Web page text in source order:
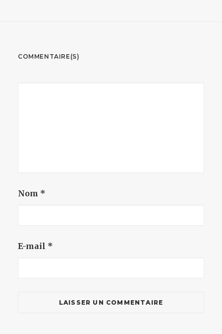
COMMENTAIRE(S)
Nom *
E-mail *